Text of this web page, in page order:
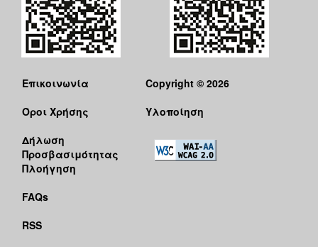
Επικοινωνία
Όροι Χρήσης
Δήλωση
Προσβασιμότητας
Πλοήγηση
FAQs
RSS
Copyright © 2026
Υλοποίηση